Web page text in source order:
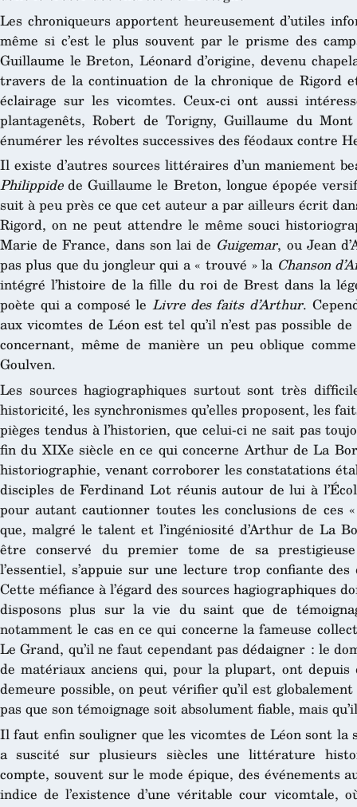
Les chroniqueurs apportent heureusement d’utiles
même si c’est le plus souvent par le prisme des
Guillaume le Breton, Léonard d’origine, devenu
travers de la continuation de la chronique de Rigord
éclairage sur les vicomtes. Ceux-ci ont aussi
plantagenêts, Robert de Torigny, Guillaume du
énumérer les révoltes successives des féodaux contre
Il existe d’autres sources littéraires d’un maniement
Philippidede Guillaume le Breton, longue épopée
suit à peu près ce que cet auteur a par ailleurs écrit
Rigord, on ne peut attendre le même souci
Marie de France, dans son lai de Guigemar, ou Jean
pas plus que du jongleur qui a « trouvé » la Chanson
intégré l’histoire de la fille du roi de Brest dans la
poète qui a composé leLivre des faits d’Arthur.
aux vicomtes de Léon est tel qu’il n’est pas possible
concernant, même de manière un peu oblique
Goulven.
Les sources hagiographiques surtout sont très
historicité, les synchronismes qu’elles proposent, les
pièges tendus à l’historien, que celui-ci ne sait pas
fin du XIXe siècle en ce qui concerne Arthur de La
historiographie, venant corroborer les constatations
disciples de Ferdinand Lot réunis autour de lui à
pour autant cautionner toutes les conclusions de ces
que, malgré le talent et l’ingéniosité d’Arthur de La
être conservé du premier tome de sa
l’essentiel, s’appuie sur une lecture trop confiante
Cette méfiance à l’égard des sources hagiographiques
disposons plus sur la vie du saint que de
notamment le cas en ce qui concerne la fameuse
Le Grand, qu’il ne faut cependant pas dédaigner : le
de matériaux anciens qui, pour la plupart, ont depuis
demeure possible, on peut vérifier qu’il est
pas que son témoignage soit absolument fiable, mais
Il faut enfin souligner que les vicomtes de Léon sont la
a suscité sur plusieurs siècles une littérature
compte, souvent sur le mode épique, des événements
indice de l’existence d’une véritable cour vicomtale,